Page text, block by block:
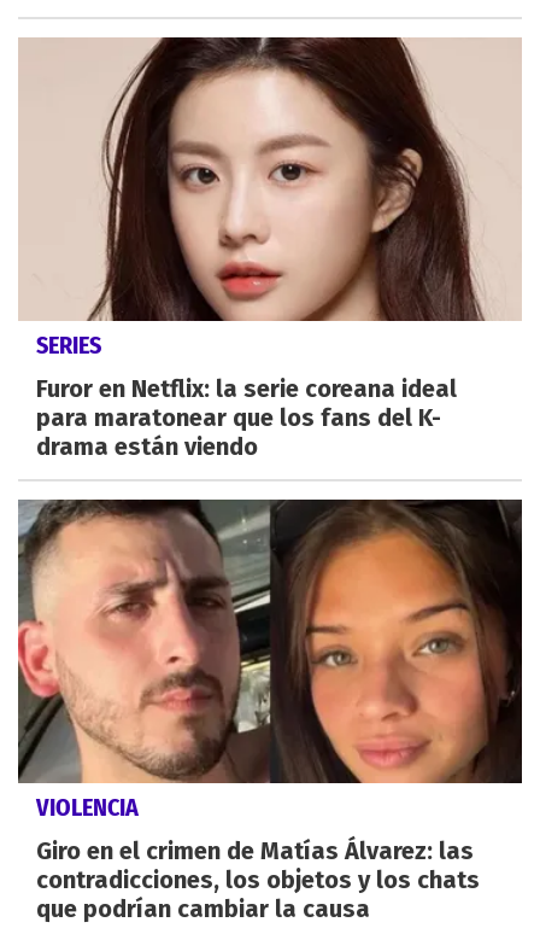
SERIES
Furor en Netflix: la serie coreana ideal
para maratonear que los fans del K-
drama están viendo
VIOLENCIA
Giro en el crimen de Matías Álvarez: las
contradicciones, los objetos y los chats
que podrían cambiar la causa